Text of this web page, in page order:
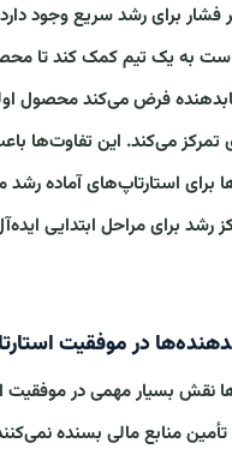
فشار برای رشد سریع وجود
به یک تیم کمک کند تا
فرض می‌کند محصول
تمرکز می‌کند. این تفاوت‌ها
برای استارتاپ‌های آماده رشد
رشد برای مراحل ابتدایی
در موفقیت
نقش بسیار مهمی در موفقیت
تأمین منابع مالی بسنده